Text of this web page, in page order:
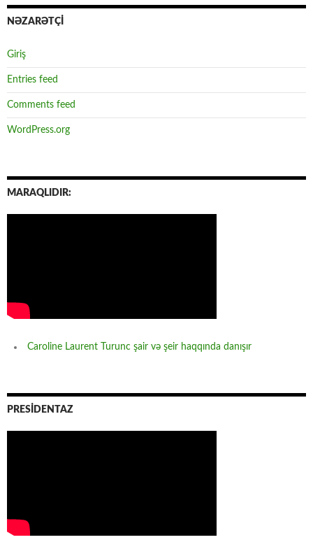
NƏZARƏTÇİ
Giriş
Entries feed
Comments feed
WordPress.org
MARAQLIDIR:
Caroline Laurent Turunc şair və şeir haqqında danışır
PRESİDENTAZ